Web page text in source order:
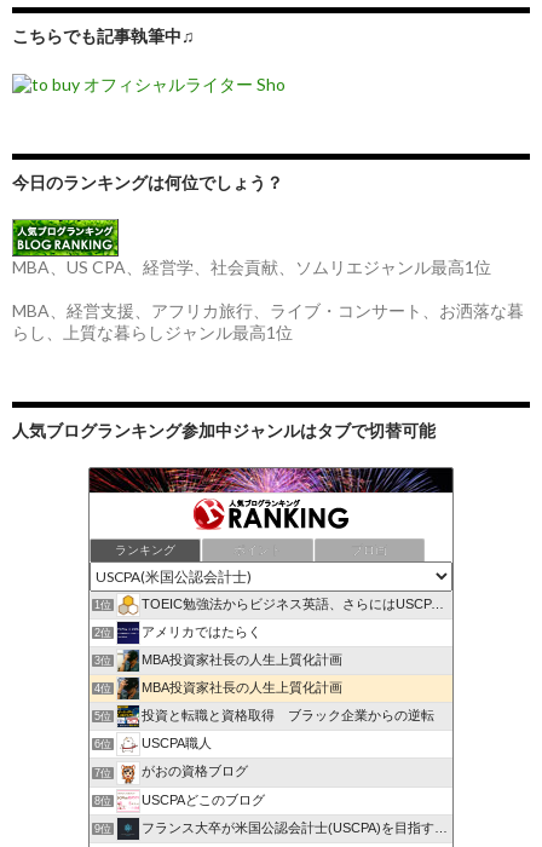
こちらでも記事執筆中♫
今日のランキングは何位でしょう？
MBA、US CPA、経営学、社会貢献、ソムリエジャンル最高1位
MBA、経営支援、アフリカ旅行、ライブ・コンサート、お洒落な暮
らし、上質な暮らしジャンル最高1位
人気ブログランキング参加中ジャンルはタブで切替可能
ランキング ポイント ブロ画
1位 TOEIC勉強法からビジネス英語、さらにはUSCPAまで
2位 アメリカではたらく
3位 MBA投資家社長の人生上質化計画
4位 MBA投資家社長の人生上質化計画
5位 投資と転職と資格取得 ブラック企業からの逆転
6位 USCPA職人
7位 がおの資格ブログ
8位 USCPAどこのブログ
9位
フランス大卒が米国公認会計士(USCPA)を目指すブログ